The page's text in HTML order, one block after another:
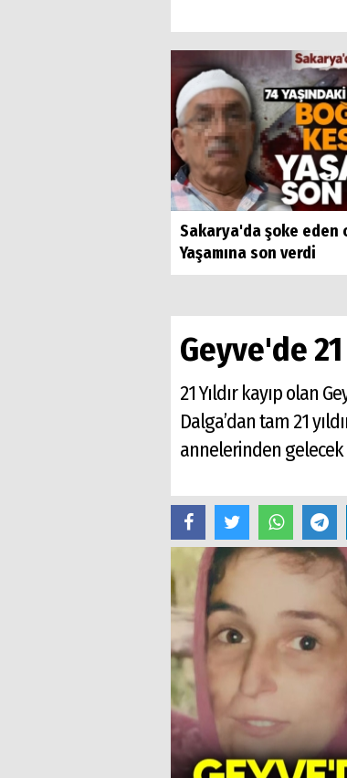
Sakarya'da şoke eden
Yaşamına son verdi
Geyve'de
21 Yıldır kayıp olan
Dalga’dan tam 21
annelerinden